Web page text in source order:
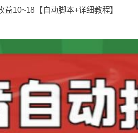
益10~18【自动脚本+详细教程】